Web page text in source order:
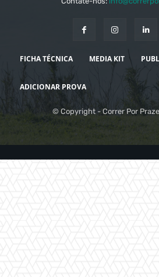
FICHA TÉCNICA MEDIA KIT
ADICIONAR PROVA
© Copyright - Correr Por